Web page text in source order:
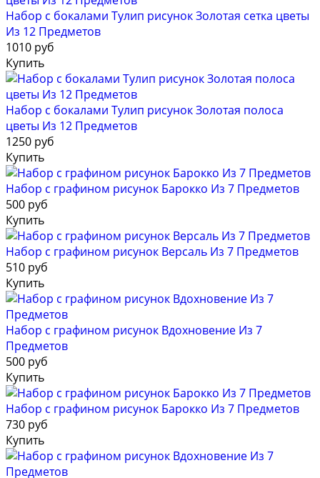
Набор с бокалами Тулип рисунок Золотая сетка цветы
Из 12 Предметов
1010 руб
Купить
Набор с бокалами Тулип рисунок Золотая полоса
цветы Из 12 Предметов
1250 руб
Купить
Набор с графином рисунок Барокко Из 7 Предметов
500 руб
Купить
Набор с графином рисунок Версаль Из 7 Предметов
510 руб
Купить
Набор с графином рисунок Вдохновение Из 7
Предметов
500 руб
Купить
Набор с графином рисунок Барокко Из 7 Предметов
730 руб
Купить